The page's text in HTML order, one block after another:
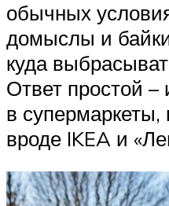
обычных
домыслы и
куда
Ответ простой –
в
вроде IKEA и